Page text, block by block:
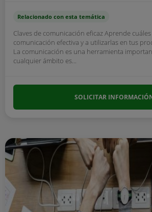
Relacionado con esta temática
Claves de comunicación eficaz Aprende
comunicación efectiva y a utilizarlas en tus
La comunicación es una herramienta
cualquier ámbito es...
SOLICITAR